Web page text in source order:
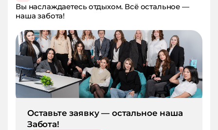
Вы наслаждаетесь отдыхом. Всё остальное —
наша забота!
Оставьте заявку — остальное наша
Забота!